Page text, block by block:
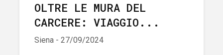
OLTRE LE MURA DEL
CARCERE: VIAGGIO...
Siena - 27/09/2024